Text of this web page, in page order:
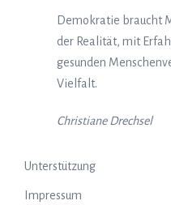
Demokratie braucht
der Realität, mit
gesunden
Vielfalt.
Christiane Drechsel
Unterstützung
Impressum